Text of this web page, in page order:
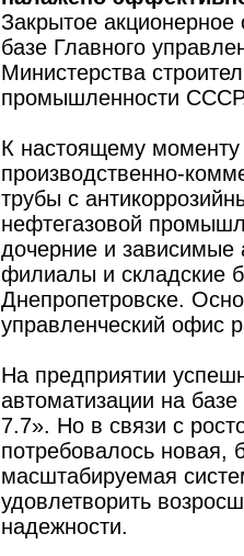
Закрытое акционерное
базе Главного
Министерства
промышленности
К настоящему
производственно-
трубы с
нефтегазовой
дочерние и зависимые
филиалы и складские
Днепропетровске.
управленческий офис
На предприятии
автоматизации на
7.7». Но в связи с
потребовалось новая,
масштабируемая
удовлетворить
надежности.